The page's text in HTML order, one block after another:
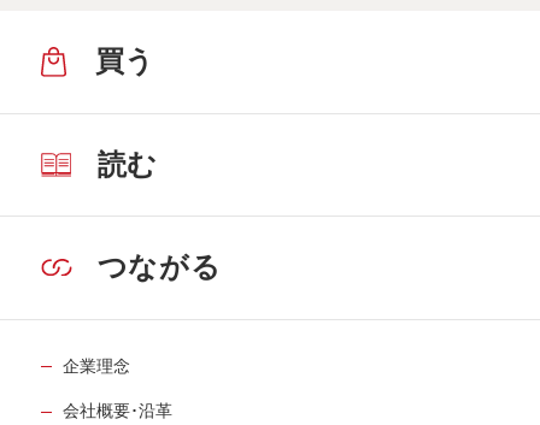
買う
読む
つながる
企業理念
会社概要･沿革